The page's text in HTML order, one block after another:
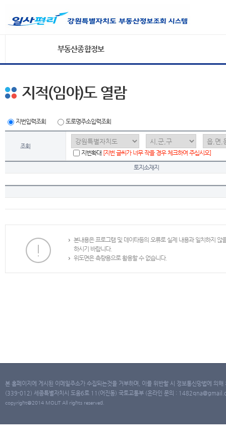
부동산종합정보
지적(임야)도 열람
지번입력조회 도로명주소입력조회
조회
지번확대 [지번 글씨가 너무 작을 경우 체크하여 주십시오]
토지소재지
본내용은 프로그램 및 데이타등의 오류로 실제 내용과 일치하지
하시기 바랍니다.
위도면은 측량용으로 활용할 수 없습니다.
본 홈페이지에 게시된 이메일주소가 수집되는것을 거부하며, 이를 위반할 시 정보통신망법에 의
(339-012) 세종특별자치시 도움6로 11(어진동) 국토교통부 (온라인 문의 :
copyright@2014 MOLIT All rights reserved.